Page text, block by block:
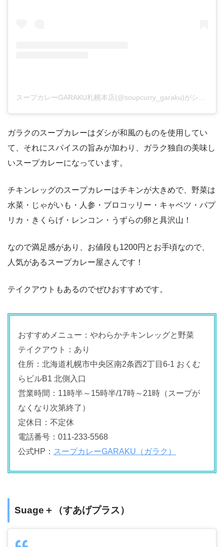
ガラクのスープカレーはダシが和風のものを使用してい
て、それにスパイスの旨みが加わり、ガラク独自の美味し
いスープカレーになっています。
チキンレッグのスープカレーはチキンが大きめで、野菜は
水菜・じゃがいも・人参・ブロコッリー・キャベツ・パプ
リカ・きくらげ・レンコン・うずらの卵と具沢山！
なので満足感があり、お値段も1200円とお手頃なので、
人気があるスープカレー屋さんです！
テイクアウトもあるのでぜひおすすめです。
おすすめメニュー：やわらかチキンレッグと野菜
テイクアウト：あり
住所：北海道札幌市中央区南2条西2丁目6-1 おくむ
らビルB1 北側入口
営業時間：11時半～15時半/17時～21時（スープが
なくなり次第終了）
定休日：不定休
電話番号：011-233-5568
公式HP： スープカレーGARAKU（ガラク）
Suage＋（すあげプラス）